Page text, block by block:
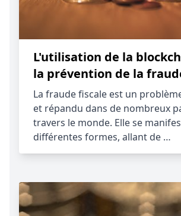
L'utilisation de la
la prévention de la
La fraude fiscale est un
et répandu dans de nombreux
travers le monde. Elle se
différentes formes, allant de …